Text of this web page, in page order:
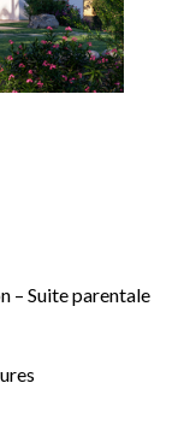
– Suite parentale